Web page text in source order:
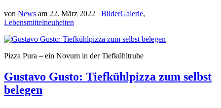
von News am 22. März 2022 BilderGalerie,
Lebensmittelneuheiten
Pizza Pura – ein Novum in der Tiefkühltruhe
Gustavo Gusto: Tiefkühlpizza zum selbst
belegen